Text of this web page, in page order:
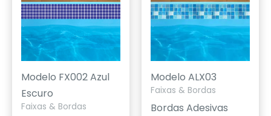
Modelo FX002 Azul
Escuro
Faixas & Bordas
Modelo ALX03
Faixas & Bordas
Bordas Adesivas